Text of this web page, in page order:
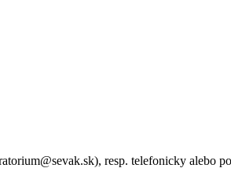
resp. telefonicky alebo